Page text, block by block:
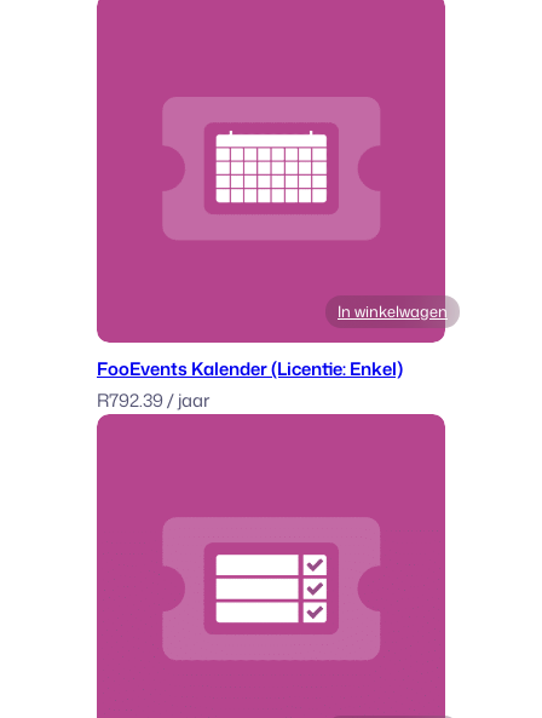
In winkelwagen
FooEvents Kalender (Licentie: Enkel)
R792.39/ jaar